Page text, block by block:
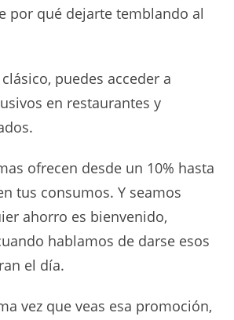
por qué dejarte temblando al
puedes acceder a
en restaurantes y
ofrecen desde un 10% hasta
tus consumos. Y seamos
ahorro es bienvenido,
hablamos de darse esos
el día.
vez que veas esa promoción,